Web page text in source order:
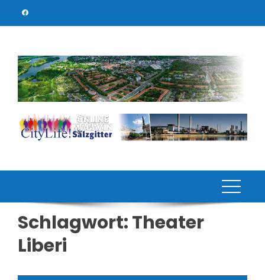
Schlagwort:Theater
Liberi